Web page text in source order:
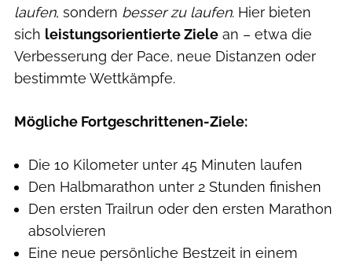
laufen, sondern besser zu laufen. Hier bieten
sich leistungsorientierte Ziele an – etwa die
Verbesserung der Pace, neue Distanzen oder
bestimmte Wettkämpfe.
Mögliche Fortgeschrittenen-Ziele:
Die 10 Kilometer unter 45 Minuten laufen
Den Halbmarathon unter 2 Stunden finishen
Den ersten Trailrun oder den ersten Marathon
absolvieren
Eine neue persönliche Bestzeit in einem